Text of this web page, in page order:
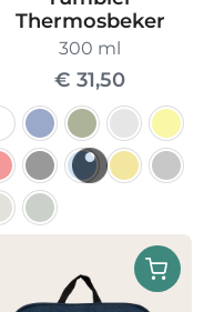
Thermosbeker
300 ml
€ 31,50
product